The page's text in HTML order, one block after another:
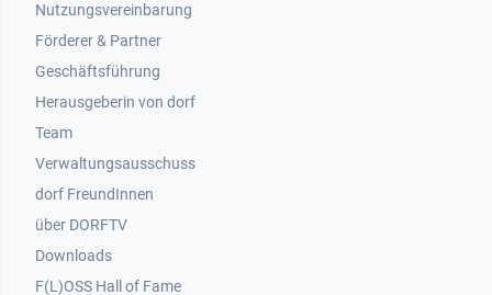
Nutzungsvereinbarung
Footer 2
Förderer & Partner
Geschäftsführung
Herausgeberin von dorf
Team
Verwaltungsausschuss
dorf FreundInnen
Footer 3
über DORFTV
Downloads
F(L)OSS Hall of Fame